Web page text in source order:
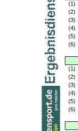
(1)
(2)
(3)
(4)
(5)
(6)
(1)
(2)
(3)
(4)
(5)
(6)